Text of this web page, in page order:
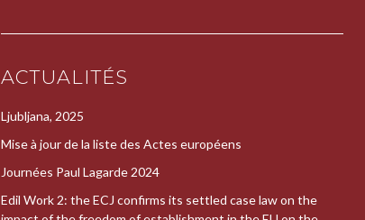
ACTUALITÉS
Ljubljana, 2025
Mise à jour de la liste des Actes européens
Journées Paul Lagarde 2024
Edil Work 2: the ECJ confirms its settled case law on the